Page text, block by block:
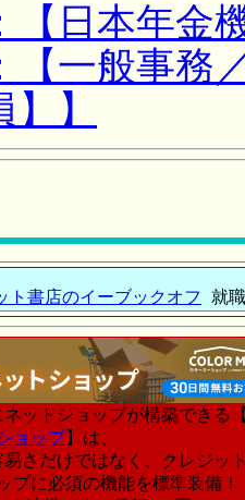
【日本年金
【一般事
】
ト書店のイーブックオフ 就
ットショップが構築できる
ョップ】は、
さだけではなく、クレジッ
プに必須の機能を標準装備！